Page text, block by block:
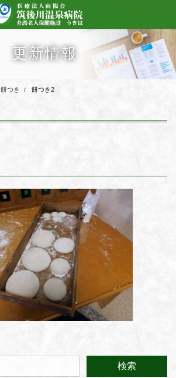
更新情報
餅つき 餅つき2